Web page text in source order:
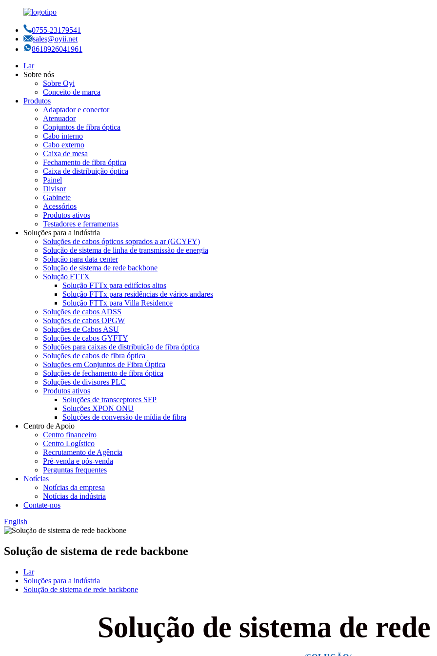
0755-23179541
sales@oyii.net
8618926041961
Lar
Sobre nós
Sobre Oyi
Conceito de marca
Produtos
Adaptador e conector
Atenuador
Conjuntos de fibra óptica
Cabo interno
Cabo externo
Caixa de mesa
Fechamento de fibra óptica
Caixa de distribuição óptica
Painel
Divisor
Gabinete
Acessórios
Produtos ativos
Testadores e ferramentas
Soluções para a indústria
Soluções de cabos ópticos soprados a ar (GCYFY)
Solução de sistema de linha de transmissão de energia
Solução para data center
Solução de sistema de rede backbone
Solução FTTX
Solução FTTx para edifícios altos
Solução FTTx para residências de vários andares
Solução FTTx para Villa Residence
Soluções de cabos ADSS
Soluções de cabos OPGW
Soluções de Cabos ASU
Soluções de cabos GYFTY
Soluções para caixas de distribuição de fibra óptica
Soluções de cabos de fibra óptica
Soluções em Conjuntos de Fibra Óptica
Soluções de fechamento de fibra óptica
Soluções de divisores PLC
Produtos ativos
Soluções de transceptores SFP
Soluções XPON ONU
Soluções de conversão de mídia de fibra
Centro de Apoio
Centro financeiro
Centro Logístico
Recrutamento de Agência
Pré-venda e pós-venda
Perguntas frequentes
Notícias
Notícias da empresa
Notícias da indústria
Contate-nos
English
Solução de sistema de rede backbone
Lar
Soluções para a indústria
Solução de sistema de rede backbone
Solução de sistema de